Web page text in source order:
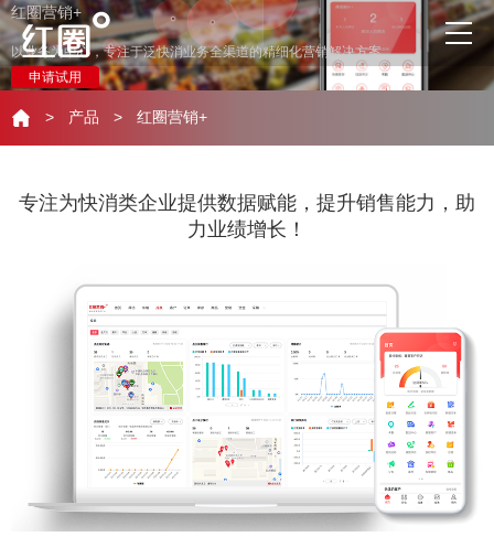
红圈营销+
以业务为中心，专注于泛快消业务全渠道的精细化营销解决方案
申请试用
> 产品 > 红圈营销+
专注为快消类企业提供数据赋能，提升销售能力，助
力业绩增长！